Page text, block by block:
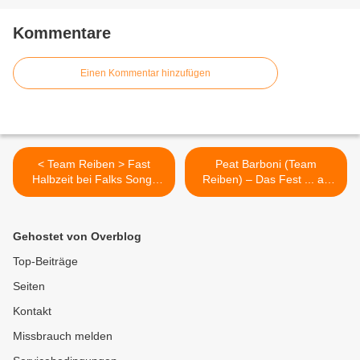
Kommentare
Einen Kommentar hinzufügen
< Team Reiben > Fast
Halbzeit bei Falks Song-
Offensive plus neue Alben
Peat Barboni (Team
Reiben) – Das Fest ... ab
heute erhältlich! >
Gehostet von Overblog
Top-Beiträge
Seiten
Kontakt
Missbrauch melden